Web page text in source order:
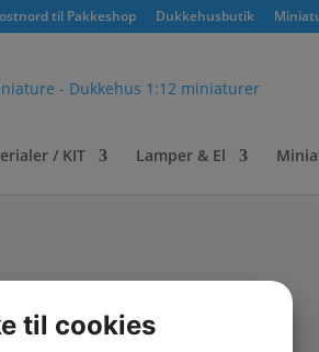
til Pakkeshop Dukkehusbutik
/ KIT Lamper & El
til cookies